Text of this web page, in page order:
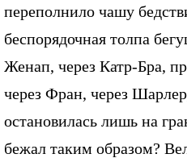
переполнило чашу
беспорядочная толпа
Женап, через Катр-Бра,
через Фран, через
остановилась лишь на
бежал таким образом?